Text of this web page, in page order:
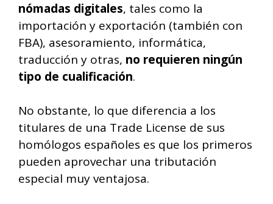
nómadas digitales, tales como la
importación y exportación (también con
FBA), asesoramiento, informática,
traducción y otras, no requieren ningún
tipo de cualificación.
No obstante, lo que diferencia a los
titulares de una Trade License de sus
homólogos españoles es que los primeros
pueden aprovechar una tributación
especial muy ventajosa.